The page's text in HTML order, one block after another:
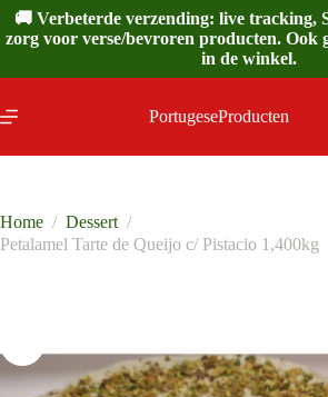
Ga
naar
de
🚚 Verbeterde verzending: live tracking,
zorg voor verse/bevroren producten. Ook
in de winkel.
PortugeseProducten
Home / Dessert /
Petalamel Tarte de Queijo c/ Pistacio 1,400kg